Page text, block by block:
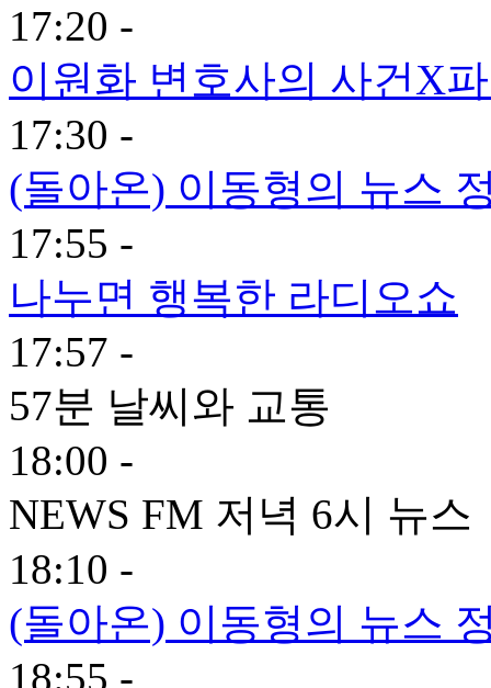
17:20 -
이원화 변호사의 사건X
17:30 -
(돌아온) 이동형의 뉴스
17:55 -
나누면 행복한 라디오쇼
17:57 -
57분 날씨와 교통
18:00 -
NEWS FM 저녁 6시 뉴스
18:10 -
(돌아온) 이동형의 뉴스
18:55 -